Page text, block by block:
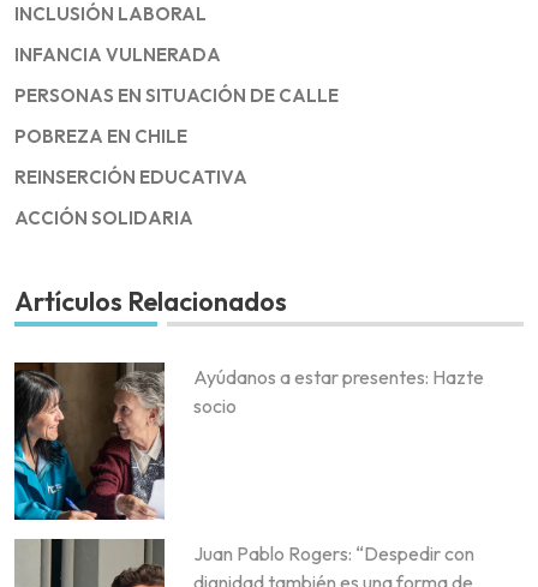
INCLUSIÓN LABORAL
INFANCIA VULNERADA
PERSONAS EN SITUACIÓN DE CALLE
POBREZA EN CHILE
REINSERCIÓN EDUCATIVA
ACCIÓN SOLIDARIA
Artículos Relacionados
Ayúdanos a estar presentes: Hazte
socio
Juan Pablo Rogers: “Despedir con